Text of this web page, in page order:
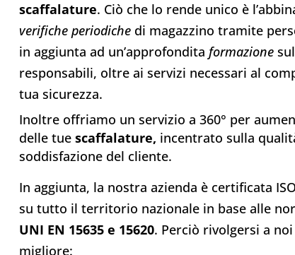
scaffalature. Ciò che lo rende unico è
verifiche periodiche di magazzino tramite
in aggiunta ad un’approfondita formazione
responsabili, oltre ai servizi necessari al
tua sicurezza.
Inoltre offriamo un servizio a 360° per
delle tue scaffalature, incentrato sulla
soddisfazione del cliente.
In aggiunta, la nostra azienda è certificata
su tutto il territorio nazionale in base alle
UNI EN 15635 e 15620. Perciò rivolgersi a
migliore: